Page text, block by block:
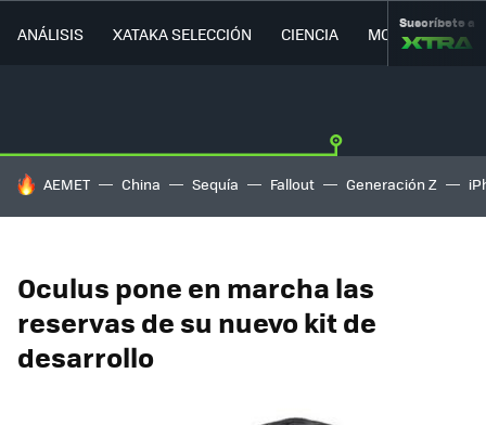
ANÁLISIS XATAKA SELECCIÓN CIENCIA MOVILIDAD
Suscríbete a
HOY SE HABLA DE
AEMET China Sequía Fallout Generación Z
Oculus pone en marcha las
reservas de su nuevo kit de
desarrollo